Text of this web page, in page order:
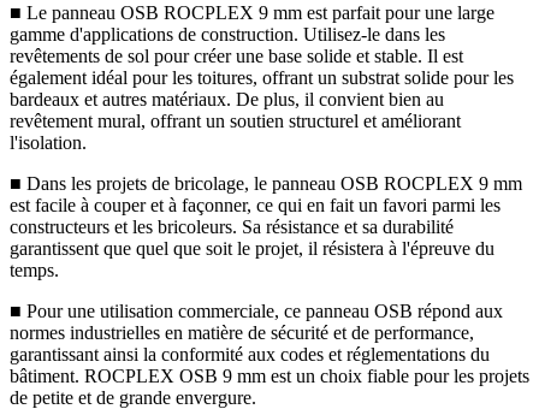
■ Le panneau OSB ROCPLEX 9 mm est parfait pour une large
gamme d'applications de construction. Utilisez-le dans les
revêtements de sol pour créer une base solide et stable. Il est
également idéal pour les toitures, offrant un substrat solide pour les
bardeaux et autres matériaux. De plus, il convient bien au
revêtement mural, offrant un soutien structurel et améliorant
l'isolation.
■ Dans les projets de bricolage, le panneau OSB ROCPLEX 9 mm
est facile à couper et à façonner, ce qui en fait un favori parmi les
constructeurs et les bricoleurs. Sa résistance et sa durabilité
garantissent que quel que soit le projet, il résistera à l'épreuve du
temps.
■ Pour une utilisation commerciale, ce panneau OSB répond aux
normes industrielles en matière de sécurité et de performance,
garantissant ainsi la conformité aux codes et réglementations du
bâtiment. ROCPLEX OSB 9 mm est un choix fiable pour les projets
de petite et de grande envergure.